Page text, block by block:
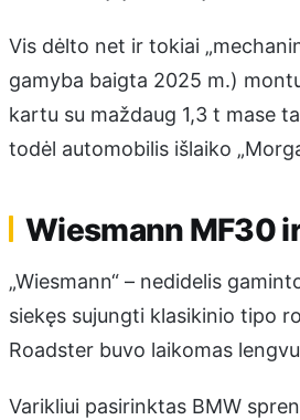
Vis dėlto net ir tokiai
gamyba baigta 2025 m.)
kartu su maždaug 1,3 t mase
todėl automobilis išlaiko
Wiesmann MF30
„Wiesmann“ – nedidelis
siekęs sujungti klasikinio tipo
Roadster buvo laikomas
Varikliui pasirinktas BMW